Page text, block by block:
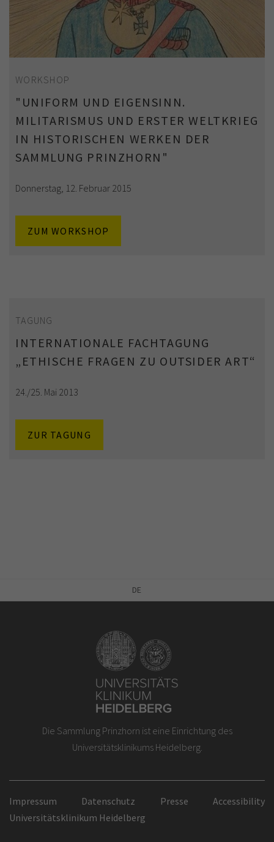
WORKSHOP
"UNIFORM UND EIGENSINN.
MILITARISMUS UND ERSTER WELTKRIEG
IN HISTORISCHEN WERKEN DER
SAMMLUNG PRINZHORN"
Donnerstag, 12. Februar 2015
ZUM WORKSHOP
TAGUNG
INTERNATIONALE FACHTAGUNG
„ETHISCHE FRAGEN ZU OUTSIDER ART“
24./25. Mai 2013
ZUR TAGUNG
DE
Die Sammlung Prinzhorn ist eine Einrichtung des
Universitätsklinikums Heidelberg.
Impressum Datenschutz Presse
Accessibility
Universitätsklinikum Heidelberg